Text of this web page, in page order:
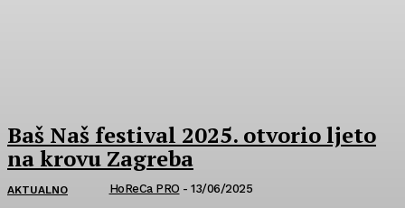
Baš Naš festival 2025. otvorio ljeto
na krovu Zagreba
AKTUALNO HoReCa PRO - 13/06/2025